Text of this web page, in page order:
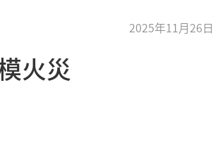
2025年11月26日
火災